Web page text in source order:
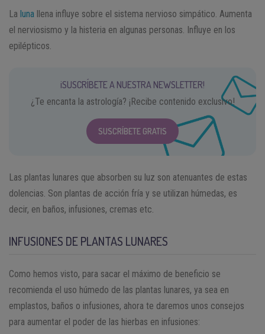
La luna llena influye sobre el sistema nervioso simpático. Aumenta
el nerviosismo y la histeria en algunas personas. Influye en los
epilépticos.
¡SUSCRÍBETE A NUESTRA NEWSLETTER!
¿Te encanta la astrología? ¡Recibe contenido exclusivo!
SUSCRÍBETE GRATIS
Las plantas lunares que absorben su luz son atenuantes de estas
dolencias. Son plantas de acción fría y se utilizan húmedas, es
decir, en baños, infusiones, cremas etc.
INFUSIONES DE PLANTAS LUNARES
Como hemos visto, para sacar el máximo de beneficio se
recomienda el uso húmedo de las plantas lunares, ya sea en
emplastos, baños o infusiones, ahora te daremos unos consejos
para aumentar el poder de las hierbas en infusiones: